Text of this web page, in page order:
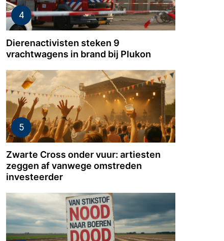
Dierenactivisten steken 9
vrachtwagens in brand bij Plukon
Zwarte Cross onder vuur: artiesten
zeggen af vanwege omstreden
investeerder